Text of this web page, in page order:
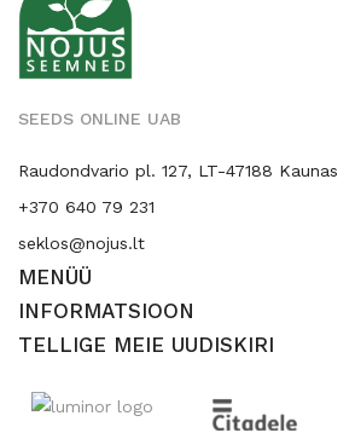
SEEDS ONLINE UAB
Raudondvario pl. 127, LT-47188 Kaunas
+370 640 79 231
seklos@nojus.lt
MENÜÜ
INFORMATSIOON
TELLIGE MEIE UUDISKIRI